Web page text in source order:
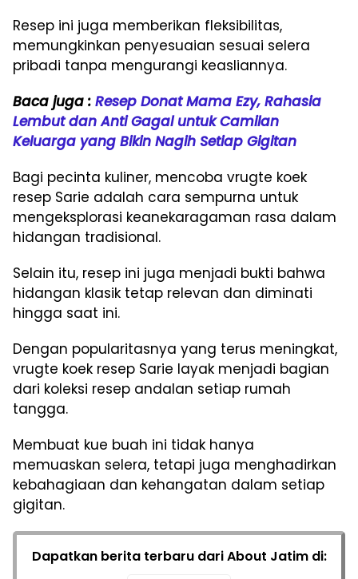
Resep ini juga memberikan fleksibilitas,
memungkinkan penyesuaian sesuai selera
pribadi tanpa mengurangi keasliannya.
Baca juga : Resep Donat Mama Ezy, Rahasia
Lembut dan Anti Gagal untuk Camilan
Keluarga yang Bikin Nagih Setiap Gigitan
Bagi pecinta kuliner, mencoba vrugte koek
resep Sarie adalah cara sempurna untuk
mengeksplorasi keanekaragaman rasa dalam
hidangan tradisional.
Selain itu, resep ini juga menjadi bukti bahwa
hidangan klasik tetap relevan dan diminati
hingga saat ini.
Dengan popularitasnya yang terus meningkat,
vrugte koek resep Sarie layak menjadi bagian
dari koleksi resep andalan setiap rumah
tangga.
Membuat kue buah ini tidak hanya
memuaskan selera, tetapi juga menghadirkan
kebahagiaan dan kehangatan dalam setiap
gigitan.
Dapatkan berita terbaru dari About Jatim di: